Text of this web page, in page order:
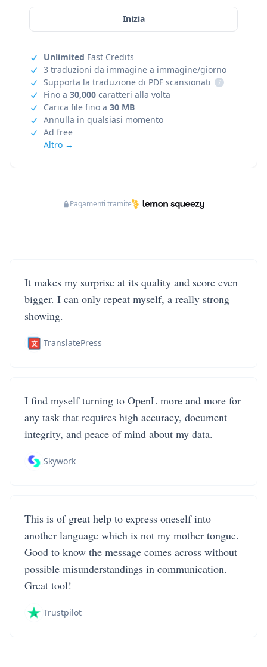
Inizia
Unlimited Fast Credits
3 traduzioni da immagine a immagine/giorno
Supporta la traduzione di PDF scansionati
i
Fino a 30,000 caratteri alla volta
Carica file fino a 30 MB
Annulla in qualsiasi momento
Ad free
Altro →
Pagamenti tramite
It makes my surprise at its quality and score even
bigger. I can only repeat myself, a really strong
showing.
TranslatePress
I find myself turning to OpenL more and more for
any task that requires high accuracy, document
integrity, and peace of mind about my data.
Skywork
This is of great help to express oneself into
another language which is not my mother tongue.
Good to know the message comes across without
possible misunderstandings in communication.
Great tool!
Trustpilot